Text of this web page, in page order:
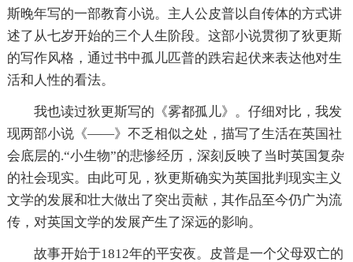
斯晚年写的一部教育小说。主人公皮普以自传体的方式讲
述了从七岁开始的三个人生阶段。这部小说贯彻了狄更斯
的写作风格，通过书中孤儿匹普的跌宕起伏来表达他对生
活和人性的看法。
我也读过狄更斯写的《雾都孤儿》。仔细对比，我发
现两部小说《——》不乏相似之处，描写了生活在英国社
会底层的.“小生物”的悲惨经历，深刻反映了当时英国复杂
的社会现实。由此可见，狄更斯确实为英国批判现实主义
文学的发展和壮大做出了突出贡献，其作品至今仍广为流
传，对英国文学的发展产生了深远的影响。
故事开始于1812年的平安夜。皮普是一个父母双亡的